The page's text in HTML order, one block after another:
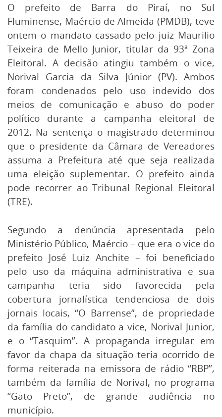
O prefeito de Barra do Piraí, no Sul
Fluminense, Maércio de Almeida (PMDB), teve
ontem o mandato cassado pelo juiz Maurilio
Teixeira de Mello Junior, titular da 93ª Zona
Eleitoral. A decisão atingiu também o vice,
Norival Garcia da Silva Júnior (PV). Ambos
foram condenados pelo uso indevido dos
meios de comunicação e abuso do poder
político durante a campanha eleitoral de
2012. Na sentença o magistrado determinou
que o presidente da Câmara de Vereadores
assuma a Prefeitura até que seja realizada
uma eleição suplementar. O prefeito ainda
pode recorrer ao Tribunal Regional Eleitoral
(TRE).
Segundo a denúncia apresentada pelo
Ministério Público, Maércio – que era o vice do
prefeito José Luiz Anchite – foi beneficiado
pelo uso da máquina administrativa e sua
campanha teria sido favorecida pela
cobertura jornalística tendenciosa de dois
jornais locais, “O Barrense”, de propriedade
da família do candidato a vice, Norival Junior,
e o “Tasquim”. A propaganda irregular em
favor da chapa da situação teria ocorrido de
forma reiterada na emissora de rádio “RBP”,
também da família de Norival, no programa
“Gato Preto”, de grande audiência no
município.